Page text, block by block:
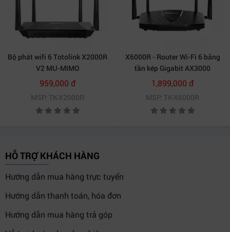
Bộ phát wifi 6 Totolink X2000R
V2 MU-MIMO
959,000 đ
MSP: TK-X2000R
X6000R - Router Wi-Fi 6 băng
tần kép Gigabit AX3000
1,899,000 đ
MSP: TK-X6000R
HỖ TRỢ KHÁCH HÀNG
Hướng dẫn mua hàng trực tuyến
Hướng dẫn thanh toán, hóa đơn
Hướng dẫn mua hàng trả góp